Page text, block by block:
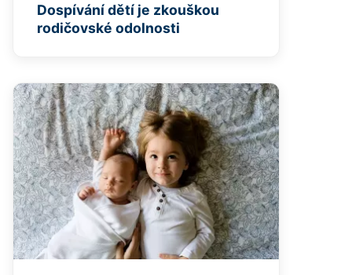
Dospívání dětí je zkouškou
rodičovské odolnosti